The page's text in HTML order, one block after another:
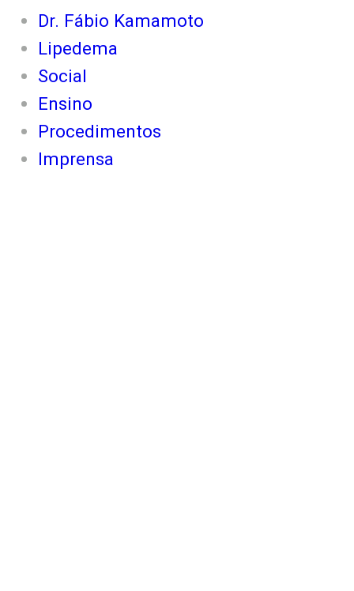
Dr. Fábio Kamamoto
Lipedema
Social
Ensino
Procedimentos
Imprensa